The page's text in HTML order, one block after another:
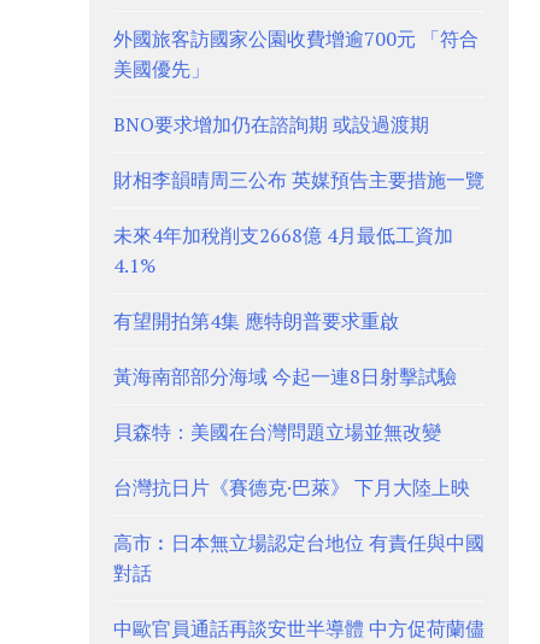
外國旅客訪國家公園收費增逾700元 「符合
美國優先」
BNO要求增加仍在諮詢期 或設過渡期
財相李韻晴周三公布 英媒預告主要措施一覽
未來4年加稅削支2668億 4月最低工資加
4.1%
有望開拍第4集 應特朗普要求重啟
黃海南部部分海域 今起一連8日射擊試驗
貝森特：美國在台灣問題立場並無改變
台灣抗日片《賽德克·巴萊》 下月大陸上映
高市︰日本無立場認定台地位 有責任與中國
對話
中歐官員通話再談安世半導體 中方促荷蘭儘